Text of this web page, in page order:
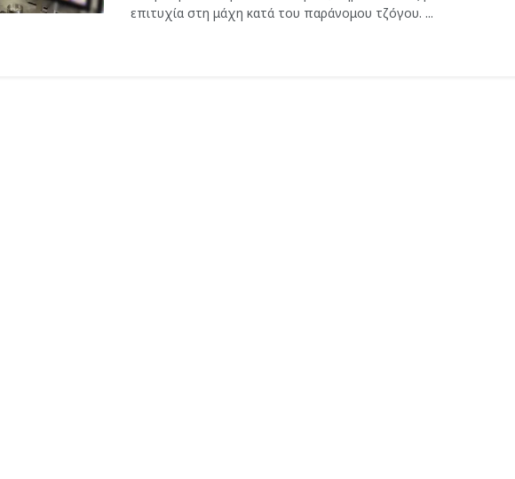
επιτυχία στη μάχη κατά του παράνομου τζόγου. ...